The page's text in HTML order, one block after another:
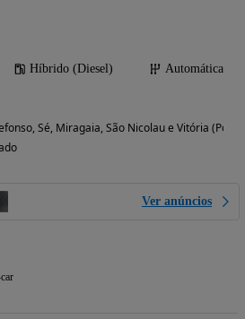
Híbrido (Diesel)
Automática
Sé, Miragaia, São Nicolau e Vitória (Porto)
Ver anúncios